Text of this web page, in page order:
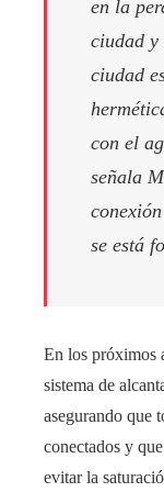
en la
ciudad y
ciudad
con el
señala
se está
En los próximos
sistema de
asegurando que
conectados y
evitar la